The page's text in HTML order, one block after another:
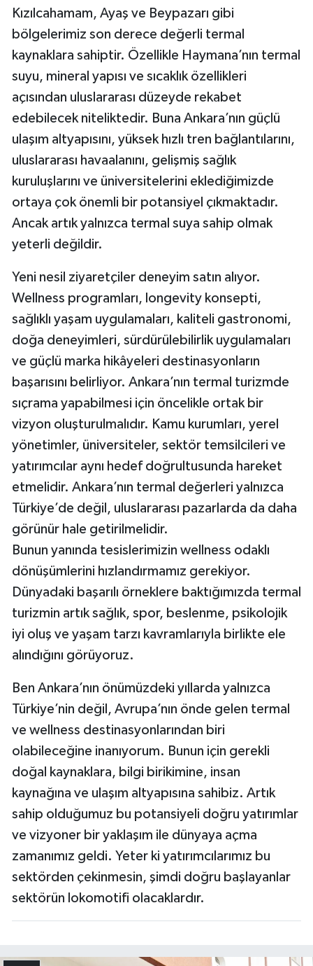
Kızılcahamam, Ayaş ve Beypazarı gibi
bölgelerimiz son derece değerli termal
kaynaklara sahiptir. Özellikle Haymana’nın termal
suyu, mineral yapısı ve sıcaklık özellikleri
açısından uluslararası düzeyde rekabet
edebilecek niteliktedir. Buna Ankara’nın güçlü
ulaşım altyapısını, yüksek hızlı tren bağlantılarını,
uluslararası havaalanını, gelişmiş sağlık
kuruluşlarını ve üniversitelerini eklediğimizde
ortaya çok önemli bir potansiyel çıkmaktadır.
Ancak artık yalnızca termal suya sahip olmak
yeterli değildir.
Yeni nesil ziyaretçiler deneyim satın alıyor.
Wellness programları, longevity konsepti,
sağlıklı yaşam uygulamaları, kaliteli gastronomi,
doğa deneyimleri, sürdürülebilirlik uygulamaları
ve güçlü marka hikâyeleri destinasyonların
başarısını belirliyor. Ankara’nın termal turizmde
sıçrama yapabilmesi için öncelikle ortak bir
vizyon oluşturulmalıdır. Kamu kurumları, yerel
yönetimler, üniversiteler, sektör temsilcileri ve
yatırımcılar aynı hedef doğrultusunda hareket
etmelidir. Ankara’nın termal değerleri yalnızca
Türkiye’de değil, uluslararası pazarlarda da daha
görünür hale getirilmelidir.
Bunun yanında tesislerimizin wellness odaklı
dönüşümlerini hızlandırmamız gerekiyor.
Dünyadaki başarılı örneklere baktığımızda termal
turizmin artık sağlık, spor, beslenme, psikolojik
iyi oluş ve yaşam tarzı kavramlarıyla birlikte ele
alındığını görüyoruz.
Ben Ankara’nın önümüzdeki yıllarda yalnızca
Türkiye’nin değil, Avrupa’nın önde gelen termal
ve wellness destinasyonlarından biri
olabileceğine inanıyorum. Bunun için gerekli
doğal kaynaklara, bilgi birikimine, insan
kaynağına ve ulaşım altyapısına sahibiz. Artık
sahip olduğumuz bu potansiyeli doğru yatırımlar
ve vizyoner bir yaklaşım ile dünyaya açma
zamanımız geldi. Yeter ki yatırımcılarımız bu
sektörden çekinmesin, şimdi doğru başlayanlar
sektörün lokomotifi olacaklardır.